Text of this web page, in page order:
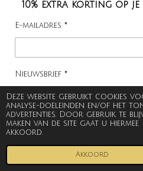
Deze website gebruikt cookies
analyse-doeleinden en/of het
advertenties. Door gebruik te
maken van de site gaat u hiermee
akkoord.
Akkoord
10% extra korting op
E-mailadres *
Nieuwsbrief *
Ja, ik wil graag de
INSCHRIJVEN
VOLG ONS
E-mailadres